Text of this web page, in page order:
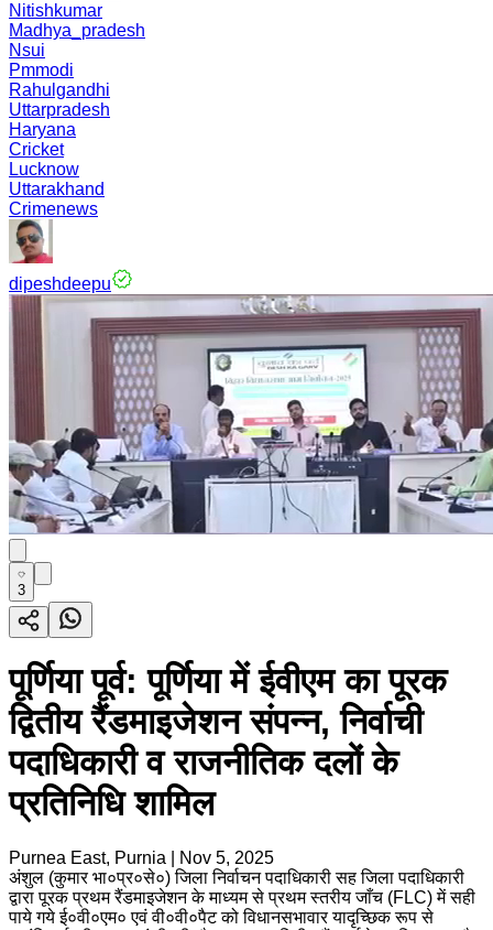
Nitishkumar
Madhya_pradesh
Nsui
Pmmodi
Rahulgandhi
Uttarpradesh
Haryana
Cricket
Lucknow
Uttarakhand
Crimenews
dipeshdeepu
3
पूर्णिया पूर्व: पूर्णिया में ईवीएम का पूरक
द्वितीय रैंडमाइजेशन संपन्न, निर्वाची
पदाधिकारी व राजनीतिक दलों के
प्रतिनिधि शामिल
Purnea East, Purnia
Nov 5, 2025
अंशुल (कुमार भा०प्र०से०) जिला निर्वाचन पदाधिकारी सह जिला पदाधिकारी
द्वारा पूरक प्रथम रैंडमाइजेशन के माध्यम से प्रथम स्तरीय जाँच (FLC) में सही
पाये गये ई०वी०एम० एवं वी०वी०पैट को विधानसभावार यादृच्छिक रूप से